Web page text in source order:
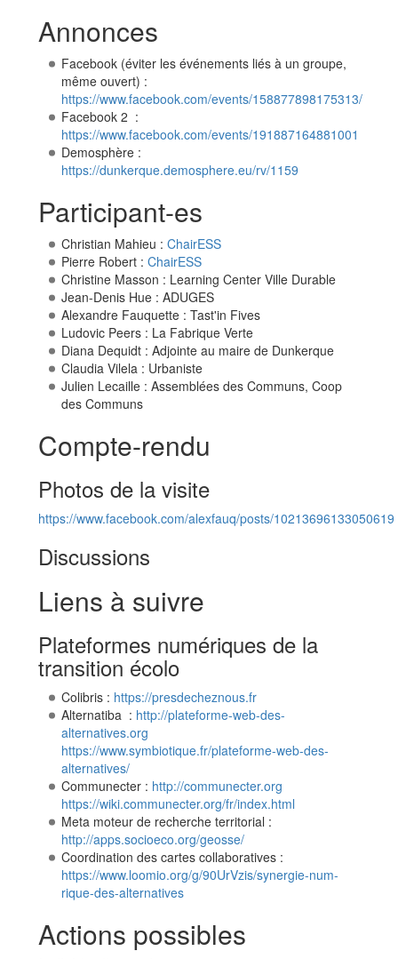
Annonces
Facebook (éviter les événements liés à un groupe,
même ouvert) :
https://www.facebook.com/events/158877898175313/
Facebook 2 :
https://www.facebook.com/events/191887164881001
Demosphère :
https://dunkerque.demosphere.eu/rv/1159
Participant-es
Christian Mahieu : ChairESS
Pierre Robert : ChairESS
Christine Masson : Learning Center Ville Durable
Jean-Denis Hue : ADUGES
Alexandre Fauquette : Tast'in Fives
Ludovic Peers : La Fabrique Verte
Diana Dequidt : Adjointe au maire de Dunkerque
Claudia Vilela : Urbaniste
Julien Lecaille : Assemblées des Communs, Coop
des Communs
Compte-rendu
Photos de la visite
https://www.facebook.com/alexfauq/posts/10213696133050619
Discussions
Liens à suivre
Plateformes numériques de la
transition écolo
Colibris : https://presdecheznous.fr
Alternatiba : http://plateforme-web-des-
alternatives.org
https://www.symbiotique.fr/plateforme-web-des-
alternatives/
Communecter : http://communecter.org
https://wiki.communecter.org/fr/index.html
Meta moteur de recherche territorial :
http://apps.socioeco.org/geosse/
Coordination des cartes collaboratives :
https://www.loomio.org/g/90UrVzis/synergie-num-
rique-des-alternatives
Actions possibles